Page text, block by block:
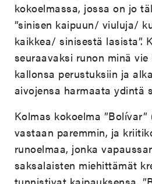
kokoelmassa, jossa on jo
”sinisen kaipuun/ viuluja/
kaikkea/ sinisestä lasista”.
seuraavaksi runon minä
kallonsa perustuksiin ja
aivojensa harmaata ydintä
Kolmas kokoelma
vastaan paremmin, ja
runoelmaa, jonka
saksalaisten miehittämät